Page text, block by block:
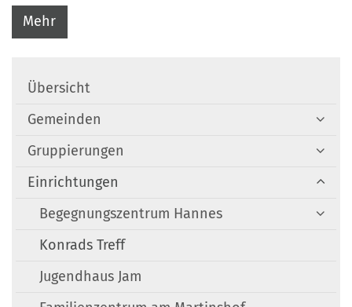
Mehr
Übersicht
Gemeinden
Gruppierungen
Einrichtungen
Begegnungszentrum Hannes
Konrads Treff
Jugendhaus Jam